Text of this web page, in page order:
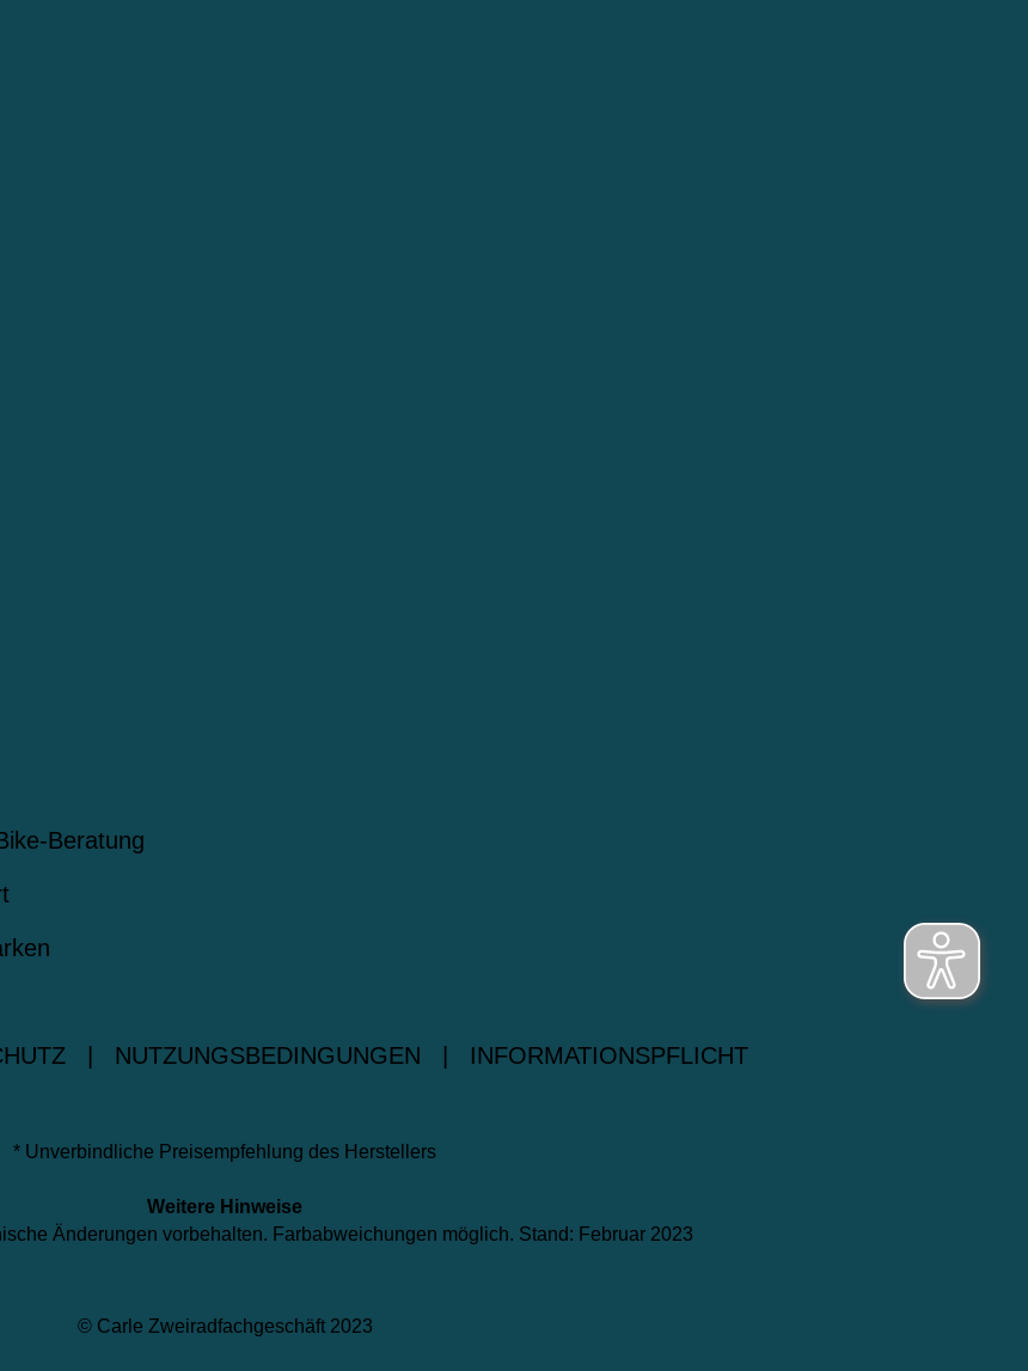
Beratung
NUTZUNGSBEDINGUNGEN INFORMATIONSPFLICHT
* Unverbindliche Preisempfehlung des Herstellers
Weitere Hinweise
Änderungen vorbehalten. Farbabweichungen möglich. Stand: Februar 2023
© Carle Zweiradfachgeschäft 2023